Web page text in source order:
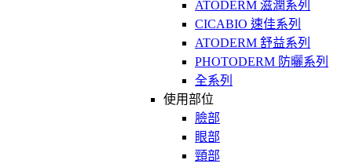
ATODERM 滋潤系列
CICABIO 速佳系列
ATODERM 舒益系列
PHOTODERM 防曬系列
全系列
使用部位
臉部
眼部
頸部